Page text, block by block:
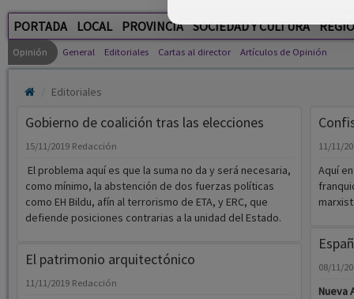
PORTADA LOCAL PROVINCIA SOCIEDAD Y CULTURA
Opinión General Editoriales Cartas al director Artículos de Opinión
Editoriales
Gobierno de coalición tras las elecciones
15/11/2019 Redacción
El problema aquí es que la suma no da y será necesaria,
como mínimo, la abstención de dos fuerzas políticas
como EH Bildu, afín al terrorismo de ETA, y ERC, que
defiende posiciones contrarias a la unidad del Estado.
El patrimonio arquitectónico
11/11/2019 Redacción
11/11/
Aquí
08/11/
Nueva